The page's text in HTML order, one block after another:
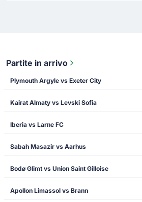
Partite in arrivo
Plymouth Argyle vs Exeter City
Kairat Almaty vs Levski Sofia
Iberia vs Larne FC
Sabah Masazir vs Aarhus
Bodø Glimt vs Union Saint Gilloise
Apollon Limassol vs Brann